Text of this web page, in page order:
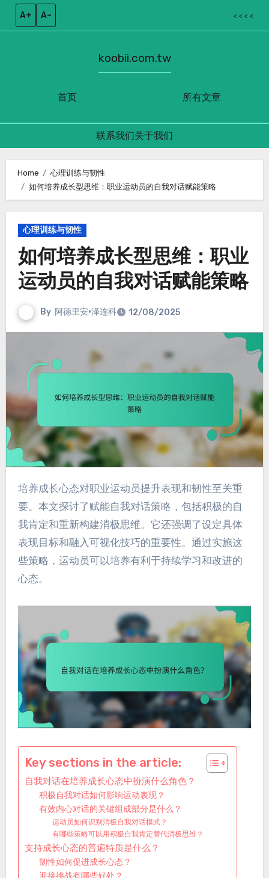
A+ A– < < < <
首页
koobii.com.tw
所有文章
联系我们关于我们
content
Home
心理训练与韧性
如何培养成长型思维：职业运动员的自我对话赋能策略
心理训练与韧性
如何培养成长型思维：职业
运动员的自我对话赋能策略
By 阿德里安·泽连科 12/08/2025
培养成长心态对职业运动员提升表现和韧性至关重
要。本文探讨了赋能自我对话策略，包括积极的自
我肯定和重新构建消极思维。它还强调了设定具体
表现目标和融入可视化技巧的重要性。通过实施这
些策略，运动员可以培养有利于持续学习和改进的
心态。
Key sections in the article:
自我对话在培养成长心态中扮演什么角色？
积极自我对话如何影响运动表现？
有效内心对话的关键组成部分是什么？
运动员如何识别消极自我对话模式？
有哪些策略可以用积极自我肯定替代消极思维？
支持成长心态的普遍特质是什么？
韧性如何促进成长心态？
迎接挑战有哪些好处？